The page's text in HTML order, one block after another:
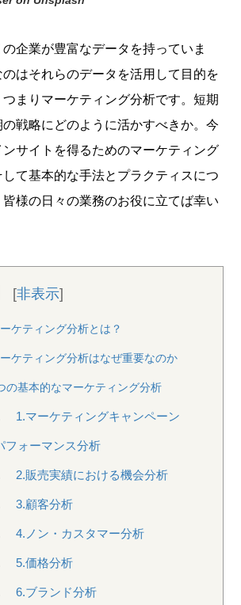
企業が豊富なデータを持っていま
はそれらのデータを活用して目的を
まりマーケティング分析です。短期
戦略にどのように活かすべきか。今
サイトを得るためのマーケティング
て基本的な手法とプラクティスにつ
様の日々の業務のお役に立てば幸い
[非表示]
ケティング分析とは？
ケティング分析はなぜ重要なのか
の基本的なマーケティング分析
1.マーケティングキャンペーン
フォーマンス分析
2.販売実績における機会分析
3.顧客分析
4.ノン・カスタマー分析
5.価格分析
6.ブランド分析